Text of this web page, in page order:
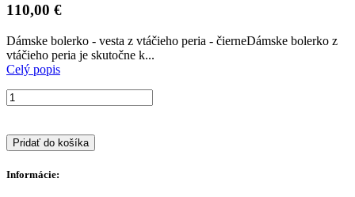
110,00 €
Dámske bolerko - vesta z vtáčieho peria - čierneDámske bolerko z
vtáčieho peria je skutočne k...
Celý popis
Pridať do košíka
Informácie: